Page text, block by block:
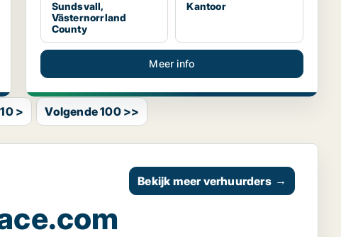
Sundsvall,
Västernorrland
County
Kantoor
Meer info
> Volgende 100 >>
Bekijk meer verhuurders →